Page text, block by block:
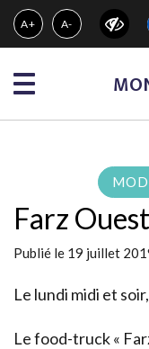
Gestion des traceurs
A+ A-
Menu
Farz Ouest
Publié le 19 juillet
Le lundi midi et
Le food-truck «